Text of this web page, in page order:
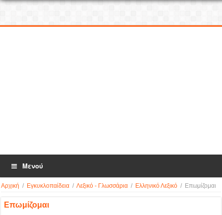
Μενού
Αρχική / Εγκυκλοπαίδεια / Λεξικό - Γλωσσάρια / Ελληνικό Λεξικό / Επωμίζομαι
Επωμίζομαι